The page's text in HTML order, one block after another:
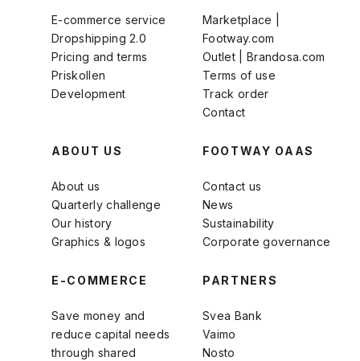
E-commerce service
Dropshipping 2.0
Pricing and terms
Priskollen
Development
Marketplace |
Footway.com
Outlet | Brandosa.com
Terms of use
Track order
Contact
ABOUT US
About us
Quarterly challenge
Our history
Graphics & logos
FOOTWAY OAAS
Contact us
News
Sustainability
Corporate governance
E-COMMERCE
Save money and
reduce capital needs
through shared
PARTNERS
Svea Bank
Vaimo
Nosto